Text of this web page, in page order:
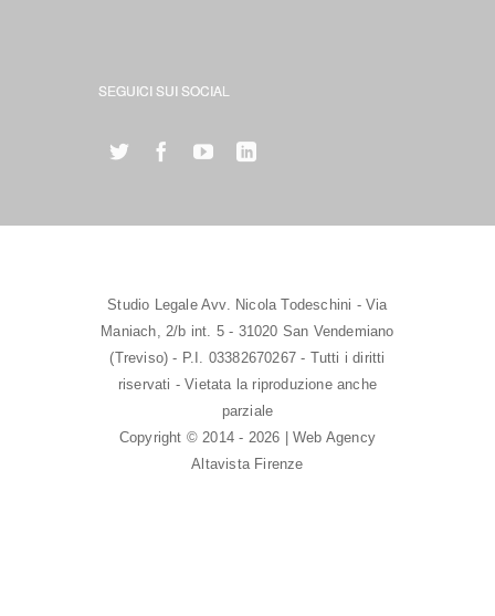
SEGUICI SUI SOCIAL
Studio Legale Avv. Nicola Todeschini - Via
Maniach, 2/b int. 5 - 31020 San Vendemiano
(Treviso) - P.I. 03382670267 - Tutti i diritti
riservati - Vietata la riproduzione anche
parziale
Copyright © 2014 - 2026 | Web Agency
Altavista Firenze